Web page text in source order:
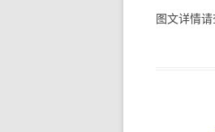
图文详情